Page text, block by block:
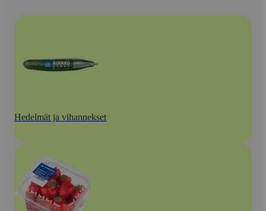
Hedelmät ja vihannekset